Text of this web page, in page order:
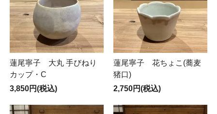
蓮尾寧子 大丸 手びねり
カップ・C
3,850円(税込)
蓮尾寧子 花ちょこ(蕎麦
猪口)
2,750円(税込)